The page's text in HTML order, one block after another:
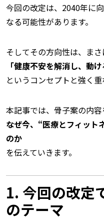
今回の改定は、2040年に
なる可能性があります。
そしてその方向性は、ま
「健康不安を解消し、動
というコンセプトと強く重
本記事では、骨子案の内容
なぜ今、“医療とフィット
のか
を伝えていきます。
1. 今回の改定
のテーマ